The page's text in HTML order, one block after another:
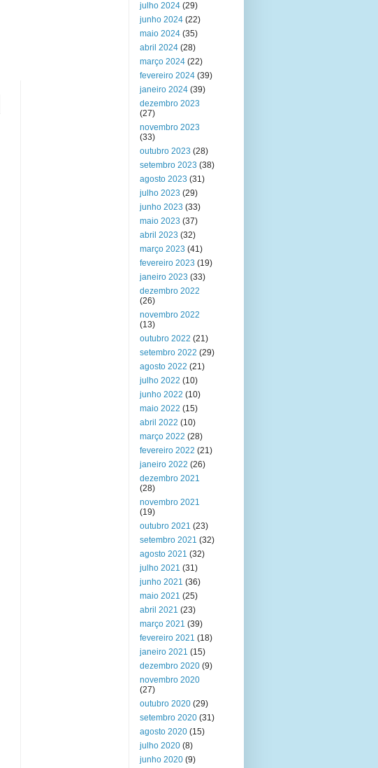
julho 2024 (29)
junho 2024 (22)
maio 2024 (35)
abril 2024 (28)
março 2024 (22)
fevereiro 2024 (39)
janeiro 2024 (39)
dezembro 2023
(27)
novembro 2023
(33)
outubro 2023 (28)
setembro 2023 (38)
agosto 2023 (31)
julho 2023 (29)
junho 2023 (33)
maio 2023 (37)
abril 2023 (32)
março 2023 (41)
fevereiro 2023 (19)
janeiro 2023 (33)
dezembro 2022
(26)
novembro 2022
(13)
outubro 2022 (21)
setembro 2022 (29)
agosto 2022 (21)
julho 2022 (10)
junho 2022 (10)
maio 2022 (15)
abril 2022 (10)
março 2022 (28)
fevereiro 2022 (21)
janeiro 2022 (26)
dezembro 2021
(28)
novembro 2021
(19)
outubro 2021 (23)
setembro 2021 (32)
agosto 2021 (32)
julho 2021 (31)
junho 2021 (36)
maio 2021 (25)
abril 2021 (23)
março 2021 (39)
fevereiro 2021 (18)
janeiro 2021 (15)
dezembro 2020 (9)
novembro 2020
(27)
outubro 2020 (29)
setembro 2020 (31)
agosto 2020 (15)
julho 2020 (8)
junho 2020 (9)